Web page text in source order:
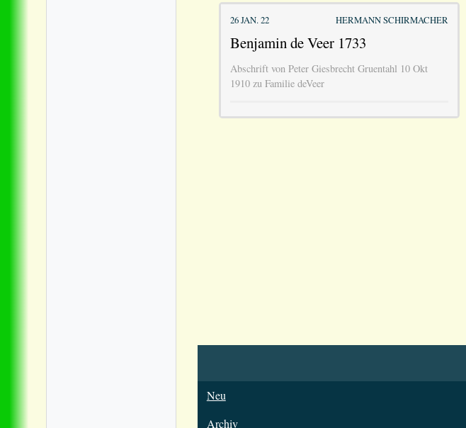
26 JAN. 22 HERMANN SCHIRMACHER
Benjamin de Veer 1733
Abschrift von Peter Giesbrecht Gruentahl 10 Okt
1910 zu Familie deVeer
Neu
Archiv